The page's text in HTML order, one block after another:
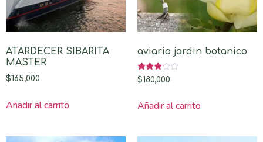
ATARDECER SIBARITA
MASTER
$165,000
Añadir al carrito
aviario jardin botanico
Valorado
con
$180,000
Añadir al carrito